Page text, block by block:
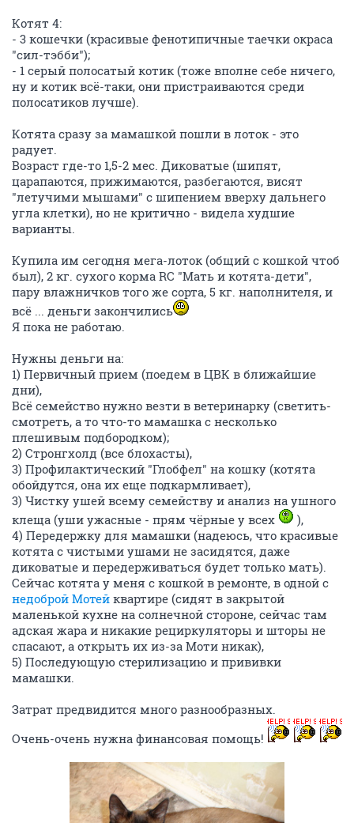
Котят 4:
- 3 кошечки (красивые фенотипичные таечки окраса
"сил-тэбби");
- 1 серый полосатый котик (тоже вполне себе ничего,
ну и котик всё-таки, они пристраиваются среди
полосатиков лучше).
Котята сразу за мамашкой пошли в лоток - это
радует.
Возраст где-то 1,5-2 мес. Диковатые (шипят,
царапаются, прижимаются, разбегаются, висят
"летучими мышами" с шипением вверху дальнего
угла клетки), но не критично - видела худшие
варианты.
Купила им сегодня мега-лоток (общий с кошкой чтоб
был), 2 кг. сухого корма RC "Мать и котята-дети",
пару влажничков того же сорта, 5 кг. наполнителя, и
всё ... деньги закончились
Я пока не работаю.
Нужны деньги на:
1) Первичный прием (поедем в ЦВК в ближайшие
дни),
Всё семейство нужно везти в ветеринарку (светить-
смотреть, а то что-то мамашка с несколько
плешивым подбородком);
2) Стронгхолд (все блохасты),
3) Профилактический "Глобфел" на кошку (котята
обойдутся, она их еще подкармливает),
3) Чистку ушей всему семейству и анализ на ушного
клеща (уши ужасные - прям чёрные у всех
),
4) Передержку для мамашки (надеюсь, что красивые
котята с чистыми ушами не засидятся, даже
диковатые и передерживаться будет только мать).
Сейчас котята у меня с кошкой в ремонте, в одной с
недоброй Мотей квартире (сидят в закрытой
маленькой кухне на солнечной стороне, сейчас там
адская жара и никакие рециркуляторы и шторы не
спасают, а открыть их из-за Моти никак),
5) Последующую стерилизацию и прививки
мамашки.
Затрат предвидится много разнообразных.
Очень-очень нужна финансовая помощь!